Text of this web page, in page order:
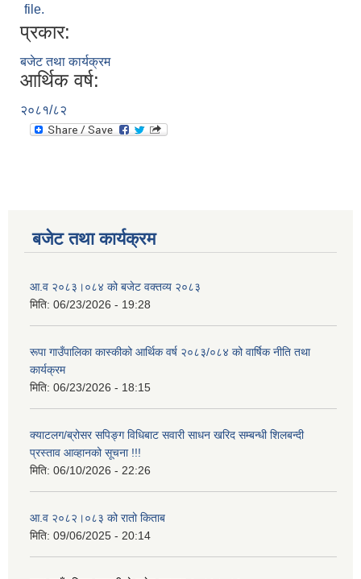
file.
प्रकार:
बजेट तथा कार्यक्रम
आर्थिक वर्ष:
२०८१/८२
बजेट तथा कार्यक्रम
आ.व २०८३।०८४ को बजेट वक्तव्य २०८३
मिति: 06/23/2026 - 19:28
रूपा गाउँपालिका कास्कीको आर्थिक वर्ष २०८३/०८४ को वार्षिक नीति तथा
कार्यक्रम
मिति: 06/23/2026 - 18:15
क्याटलग/ब्रोसर सपिङ्ग विधिबाट सवारी साधन खरिद सम्बन्धी शिलबन्दी
प्रस्ताव आव्हानको सूचना !!!
मिति: 06/10/2026 - 22:26
आ.व २०८२।०८३ को रातो किताब
मिति: 09/06/2025 - 20:14